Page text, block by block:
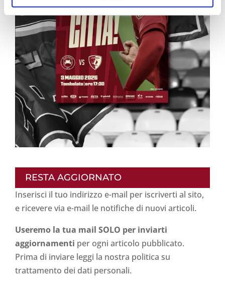
RESTA AGGIORNATO
Inserisci il tuo indirizzo e-mail per iscriverti al sito,
e ricevere via e-mail le notifiche di nuovi articoli.
Useremo la tua mail SOLO per inviarti
aggiornamenti per ogni articolo pubblicato.
Prima di inviare leggi la nostra politica su
trattamento dei dati personali.